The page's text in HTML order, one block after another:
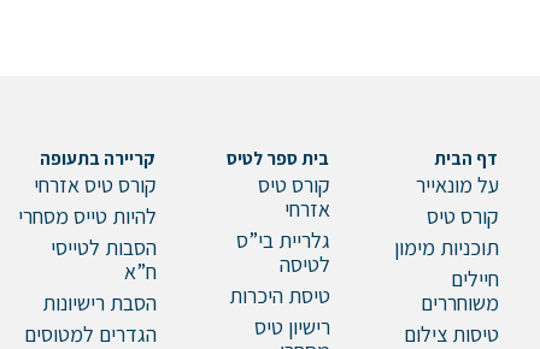
דף הבית
על מונאייר
קורס טיס
תוכניות מימון
חיילים
משוחררים
טיסות צילום
בית ספר לטיס
קורס טיס
אזרחי
גלריית בי”ס
לטיסה
טיסת היכרות
רישיון טיס
קריירה בתעופה
קורס טיס אזרחי
להיות טייס מסחרי
הסבות לטייסי
ח”א
הסבת רישיונות
הגדרים למטוסים